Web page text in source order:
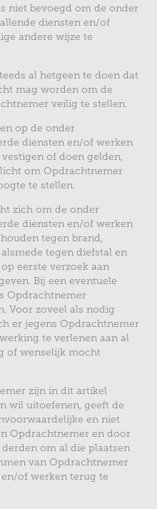
niet bevoegd om de onder
diensten en/of
andere wijze te
al hetgeen te doen dat
mag worden om de
veilig te stellen.
op de onder
diensten en/of werken
of doen gelden,
om Opdrachtnemer
te stellen.
zich om de onder
diensten en/of werken
tegen brand,
tegen diefstal en
eerste verzoek aan
Bij een eventuele
Opdrachtnemer
Voor zoveel als nodig
er jegens Opdrachtnemer
te verlenen aan al
of wenselijk mocht
zijn in dit artikel
wil uitoefenen, geeft de
en niet
Opdrachtnemer en door
om al die plaatsen
van Opdrachtnemer
of werken terug te